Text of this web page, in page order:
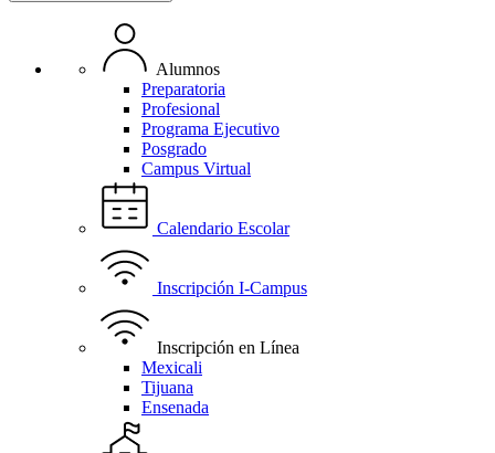
Alumnos
Preparatoria
Profesional
Programa Ejecutivo
Posgrado
Campus Virtual
Calendario Escolar
Inscripción I-Campus
Inscripción en Línea
Mexicali
Tijuana
Ensenada